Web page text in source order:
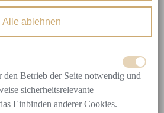
und Oberlippen-Haarentfernung
Alle ablehnen
Betrieb der Seite notwendig und
sicherheitsrelevante
Einbinden anderer Cookies.